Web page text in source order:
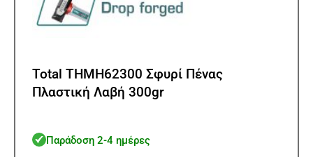
Total THMH62300 Σφυρί Πένας
Πλαστική Λαβή 300gr
Παράδοση 2-4 ημέρες